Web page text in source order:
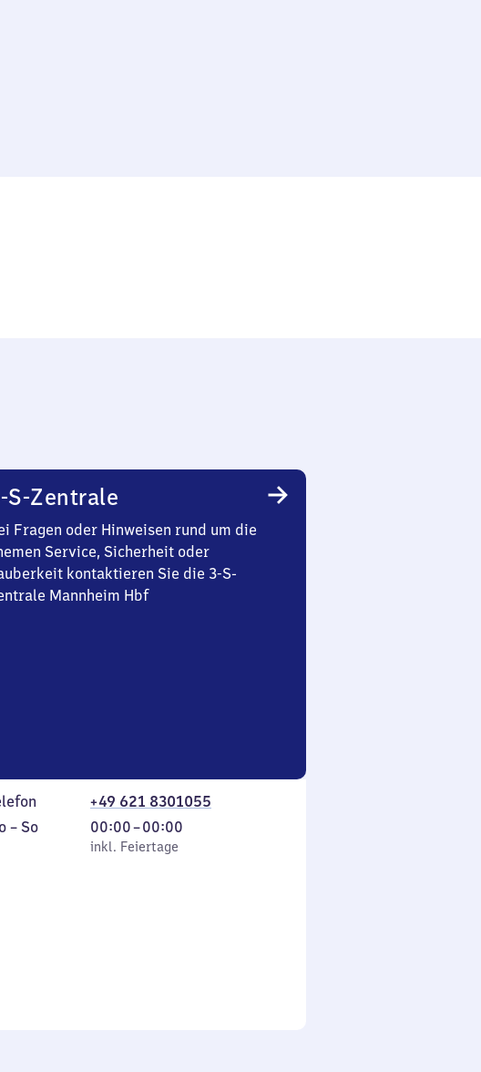
S-Zentrale
Fragen oder Hinweisen rund um die
Service, Sicherheit oder
kontaktieren Sie die 3-S-
Mannheim Hbf
+49 621 8301055
– So,
inkl. Feiertage
00:00–00:00
Von
0
inkl. Feiertage